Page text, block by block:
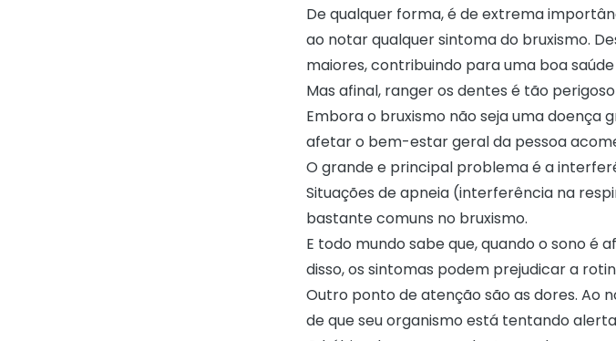
De qualquer forma, é de extrema
ao notar qualquer sintoma do bruxismo.
maiores, contribuindo para uma boa
Mas afinal, ranger os dentes é tão
Embora o bruxismo não seja uma doença
afetar o bem-estar geral da pessoa
O grande e principal problema é a
Situações de apneia (interferência na
bastante comuns no bruxismo.
E todo mundo sabe que, quando o sono é
disso, os sintomas podem prejudicar a
Outro ponto de atenção são as dores. Ao
de que seu organismo está tentando